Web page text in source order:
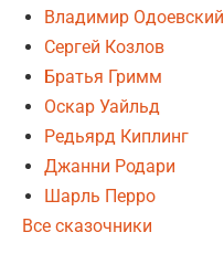
Владимир Одоевский
Сергей Козлов
Братья Гримм
Оскар Уайльд
Редьярд Киплинг
Джанни Родари
Шарль Перро
Все сказочники